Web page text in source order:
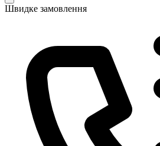
Швидке замовлення